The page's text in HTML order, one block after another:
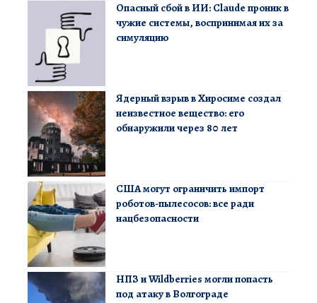
Опасный сбой в ИИ: Claude проник в
чужие системы, воспринимая их за
симуляцию
Ядерный взрыв в Хиросиме создал
неизвестное вещество: его
обнаружили через 80 лет
США могут ограничить импорт
роботов-пылесосов: все ради
нацбезопасности
НПЗ и Wildberries могли попасть
под атаку в Волгограде